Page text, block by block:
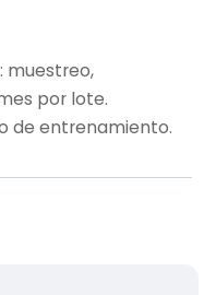
muestreo,
por lote.
de entrenamiento.